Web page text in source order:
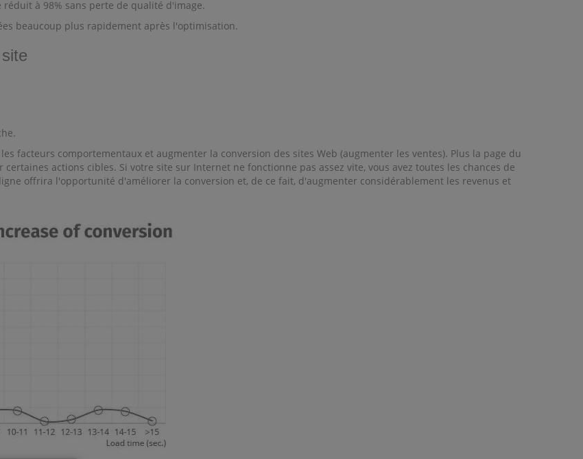
à 98% sans perte de qualité d'image.
beaucoup plus rapidement après l'optimisation.
facteurs comportementaux et augmenter la conversion des sites Web (augmenter les ventes). Plus la page du
actions cibles. Si votre site sur Internet ne fonctionne pas assez vite, vous avez toutes les chances de
offrira l'opportunité d'améliorer la conversion et, de ce fait, d'augmenter considérablement les revenus et